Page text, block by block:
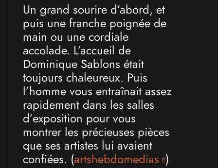
Un grand sourire d’abord, et
puis une franche poignée de
main ou une cordiale
accolade. L’accueil de
Dominique Sablons était
toujours chaleureux. Puis
l’homme vous entraînait assez
rapidement dans les salles
d’exposition pour vous
montrer les précieuses pièces
que ses artistes lui avaient
confiées. (artshebdomedias )